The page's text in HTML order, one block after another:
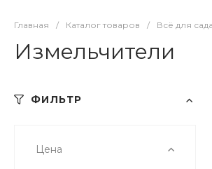
Главная / Каталог товаров / Всё для сада
Измельчители
ФИЛЬТР
Цена